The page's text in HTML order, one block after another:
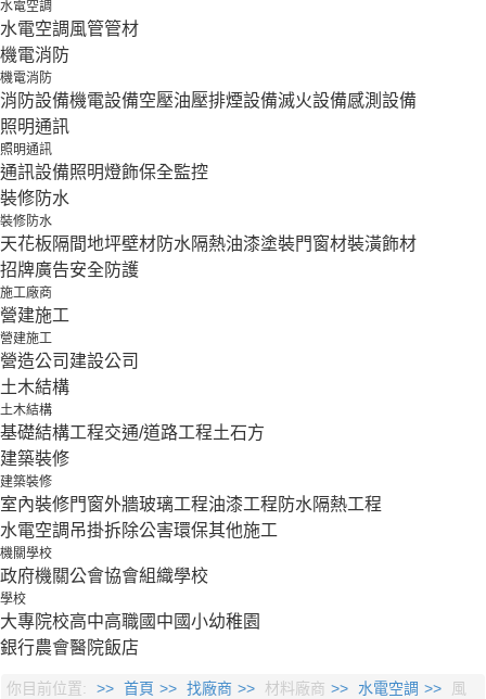
水電空調
水電空調風管管材
機電消防
機電消防
消防設備機電設備空壓油壓排煙設備滅火設備感測設備
照明通訊
照明通訊
通訊設備照明燈飾保全監控
裝修防水
裝修防水
天花板隔間地坪壁材防水隔熱油漆塗裝門窗材裝潢飾材
招牌廣告安全防護
施工廠商
營建施工
營建施工
營造公司 建設公司
土木結構
土木結構
基礎結構工程交通/道路工程土石方
建築裝修
建築裝修
室內裝修門窗外牆玻璃工程油漆工程 防水隔熱工程
水電空調 吊掛拆除公害環保其他施工
機關學校
政府機關公會協會組織學校
學校
大專院校高中高職國中 國小幼稚園
銀行農會醫院飯店
你目前位置: 首頁 找廠商 材料廠商 水電空調
風